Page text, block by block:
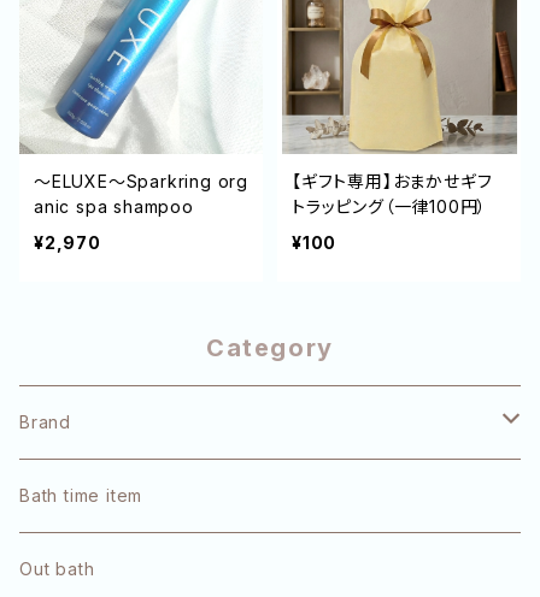
～ELUXE～Sparkring org
anic spa shampoo
¥2,970
【ギフト専用】おまかせギフ
トラッピング（一律100円）
¥100
Category
Brand
pulūto
Refa
Bath time item
Out bath